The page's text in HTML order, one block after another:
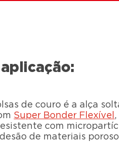
de couro é a alça
Super Bonder Flexível
com
de materiais